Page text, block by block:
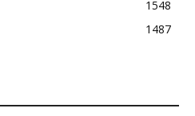
1548
1487